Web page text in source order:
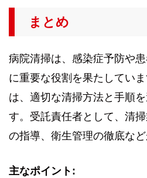
まとめ
病院清掃は、感染症予防や
に重要な役割を果たしてい
は、適切な清掃方法と手順
す。受託責任者として、清
の指導、衛生管理の徹底など
主なポイント: